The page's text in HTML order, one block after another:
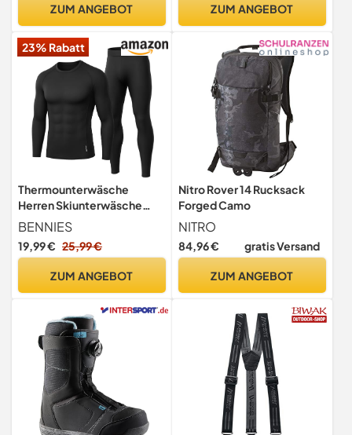
ZUM ANGEBOT ZUM ANGEBOT
23% Rabatt
Thermounterwäsche
Herren Skiunterwäsche
Thermowäsche
Funktionsunterwäsche
BENNIES
19,99 € 25,99 €
ZUM ANGEBOT
Nitro Rover 14 Rucksack
Forged Camo
NITRO
84,96 € gratis Versand
ZUM ANGEBOT